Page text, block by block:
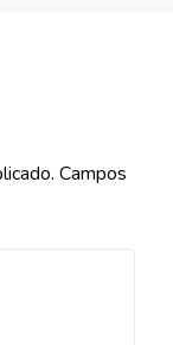
Campos